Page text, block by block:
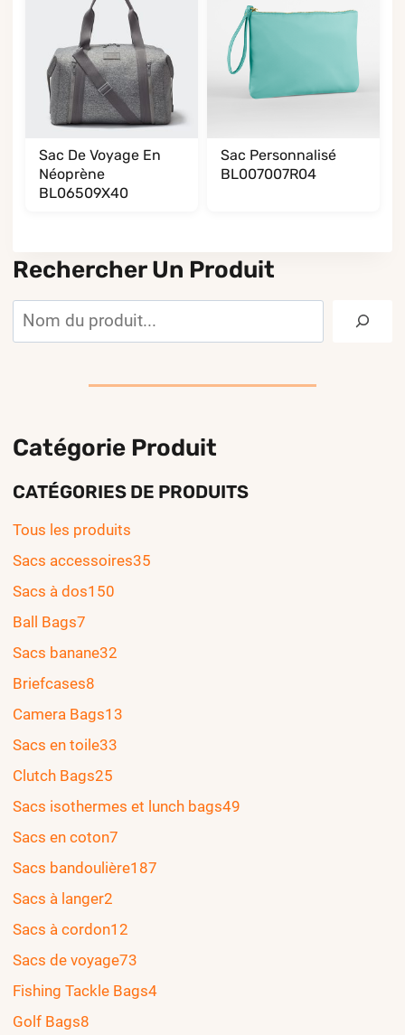
Sac De Voyage En
Néoprène
BL06509X40
Sac Personnalisé
BL007007R04
Rechercher Un Produit
Rechercher
Catégorie Produit
CATÉGORIES DE PRODUITS
Tous les produits
Sacs accessoires35
Sacs à dos150
Ball Bags7
Sacs banane32
Briefcases8
Camera Bags13
Sacs en toile33
Clutch Bags25
Sacs isothermes et lunch bags49
Sacs en coton7
Sacs bandoulière187
Sacs à langer2
Sacs à cordon12
Sacs de voyage73
Fishing Tackle Bags4
Golf Bags8